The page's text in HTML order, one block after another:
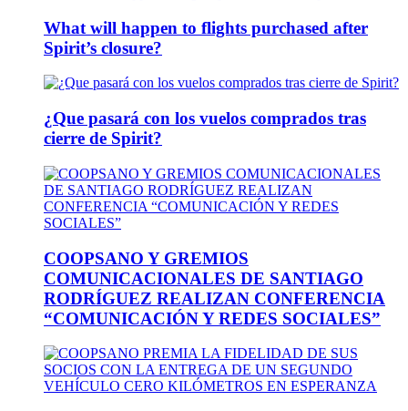
What will happen to flights purchased after
Spirit’s closure?
¿Que pasará con los vuelos comprados tras
cierre de Spirit?
COOPSANO Y GREMIOS
COMUNICACIONALES DE SANTIAGO
RODRÍGUEZ REALIZAN CONFERENCIA
“COMUNICACIÓN Y REDES SOCIALES”